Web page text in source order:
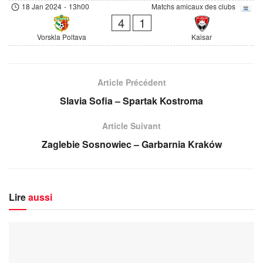
Matchs amicaux des clubs
18 Jan 2024 - 13h00
Vorskla Poltava
4 1
Kaisar
Article Précédent
Slavia Sofia – Spartak Kostroma
Article Suivant
Zaglebie Sosnowiec – Garbarnia Kraków
Lireaussi